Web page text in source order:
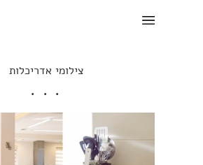
צילומי אדריכלות